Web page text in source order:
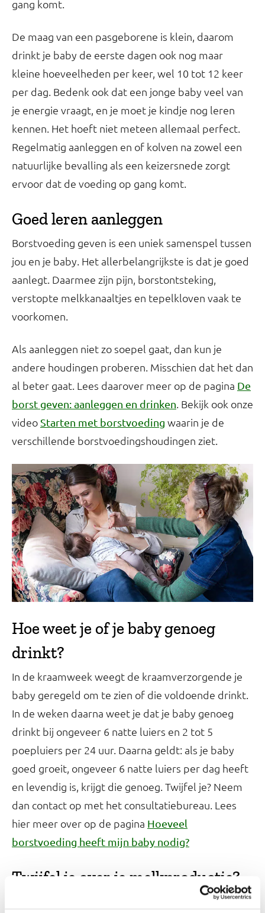
gang komt.
De maag van een pasgeborene is klein, daarom
drinkt je baby de eerste dagen ook nog maar
kleine hoeveelheden per keer, wel 10 tot 12 keer
per dag. Bedenk ook dat een jonge baby veel van
je energie vraagt, en je moet je kindje nog leren
kennen. Het hoeft niet meteen allemaal perfect.
Regelmatig aanleggen en of kolven na zowel een
natuurlijke bevalling als een keizersnede zorgt
ervoor dat de voeding op gang komt.
Goed leren aanleggen
Borstvoeding geven is een uniek samenspel tussen
jou en je baby. Het allerbelangrijkste is dat je goed
aanlegt. Daarmee zijn pijn, borstontsteking,
verstopte melkkanaaltjes en tepelkloven vaak te
voorkomen.
Als aanleggen niet zo soepel gaat, dan kun je
andere houdingen proberen. Misschien dat het dan
al beter gaat. Lees daarover meer op de pagina De
borst geven: aanleggen en drinken. Bekijk ook onze
video Starten met borstvoeding waarin je de
verschillende borstvoedingshoudingen ziet.
Hoe weet je of je baby genoeg
drinkt?
In de kraamweek weegt de kraamverzorgende je
baby geregeld om te zien of die voldoende drinkt.
In de weken daarna weet je dat je baby genoeg
drinkt bij ongeveer 6 natte luiers en 2 tot 5
poepluiers per 24 uur. Daarna geldt: als je baby
goed groeit, ongeveer 6 natte luiers per dag heeft
en levendig is, krijgt die genoeg. Twijfel je? Neem
dan contact op met het consultatiebureau. Lees
hier meer over op de pagina Hoeveel
borstvoeding heeft mijn baby nodig?
Twijfel je over je melkproductie?
Je kunt niet controleren hoeveel borstvoeding je